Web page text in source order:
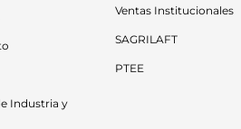
Industria y
Ventas Institucionales
SAGRILAFT
PTEE